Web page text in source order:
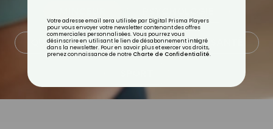
QUOTIDIEN RECETTES
Votre adresse email sera utilisée par Digital Prisma Players
pour vous envoyer votre newsletter contenant des offres
commerciales personnalisées. Vous pourrez vous
désinscrire en utilisant le lien de désabonnement intégré
dans la newsletter. Pour en savoir plus et exercer vos droits,
prenez connaissance de notre Charte de Confidentialité.